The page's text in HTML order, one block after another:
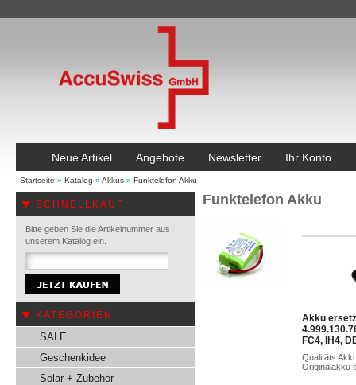
Neue Artikel Angebote Newsletter Ihr Konto
Startseite » Katalog » Akkus » Funktelefon Akku
SCHNELLKAUF
Bitte geben Sie die Artikelnummer aus
unserem Katalog ein.
KATEGORIEN
SALE
Geschenkidee
Solar + Zubehör
Funktelefon Akku
Akku
FC4, IH4,
Qualitäts
Originalakku